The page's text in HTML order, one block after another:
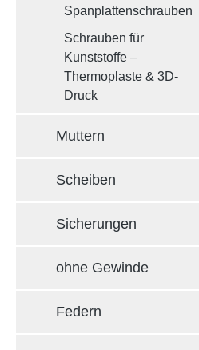
Spanplattenschrauben
Schrauben für
Kunststoffe –
Thermoplaste & 3D-
Druck
Muttern
Scheiben
Sicherungen
ohne Gewinde
Federn